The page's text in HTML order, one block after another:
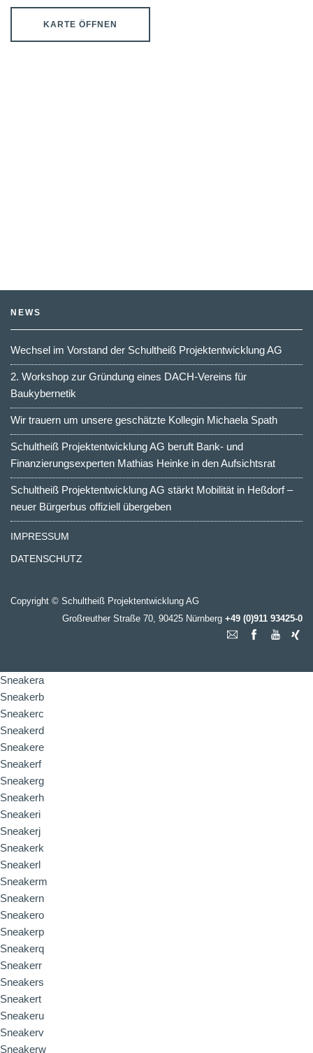
KARTE ÖFFNEN
NEWS
Wechsel im Vorstand der Schultheiß Projektentwicklung AG
2. Workshop zur Gründung eines DACH-Vereins für
Baukybernetik
Wir trauern um unsere geschätzte Kollegin Michaela Spath
Schultheiß Projektentwicklung AG beruft Bank- und
Finanzierungsexperten Mathias Heinke in den Aufsichtsrat
Schultheiß Projektentwicklung AG stärkt Mobilität in Heßdorf –
neuer Bürgerbus offiziell übergeben
IMPRESSUM
DATENSCHUTZ
Copyright © Schultheiß Projektentwicklung AG
Großreuther Straße 70, 90425 Nürnberg +49 (0)911 93425-0
Sneakera
Sneakerb
Sneakerc
Sneakerd
Sneakere
Sneakerf
Sneakerg
Sneakerh
Sneakeri
Sneakerj
Sneakerk
Sneakerl
Sneakerm
Sneakern
Sneakero
Sneakerp
Sneakerq
Sneakerr
Sneakers
Sneakert
Sneakeru
Sneakerv
Sneakerw